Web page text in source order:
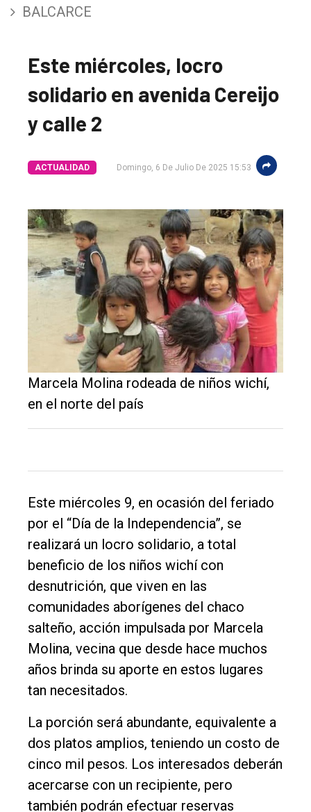
único
Balcarce
Inicio
General
Política
Cultura
Entrevistas
Rural
Deportes
Fúnebres
Edición
Nosotros
Contacto
BALCARCE
Este miércoles, locro
solidario en avenida Cereijo
y calle 2
ACTUALIDAD Domingo, 6 De Julio De 2025 15:53
Marcela Molina rodeada de niños wichí,
en el norte del país
Este miércoles 9, en ocasión del feriado
por el “Día de la Independencia”, se
realizará un locro solidario, a total
beneficio de los niños wichí con
desnutrición, que viven en las
comunidades aborígenes del chaco
salteño, acción impulsada por Marcela
Molina, vecina que desde hace muchos
años brinda su aporte en estos lugares
tan necesitados.
La porción será abundante, equivalente a
dos platos amplios, teniendo un costo de
cinco mil pesos. Los interesados deberán
acercarse con un recipiente, pero
también podrán efectuar reservas